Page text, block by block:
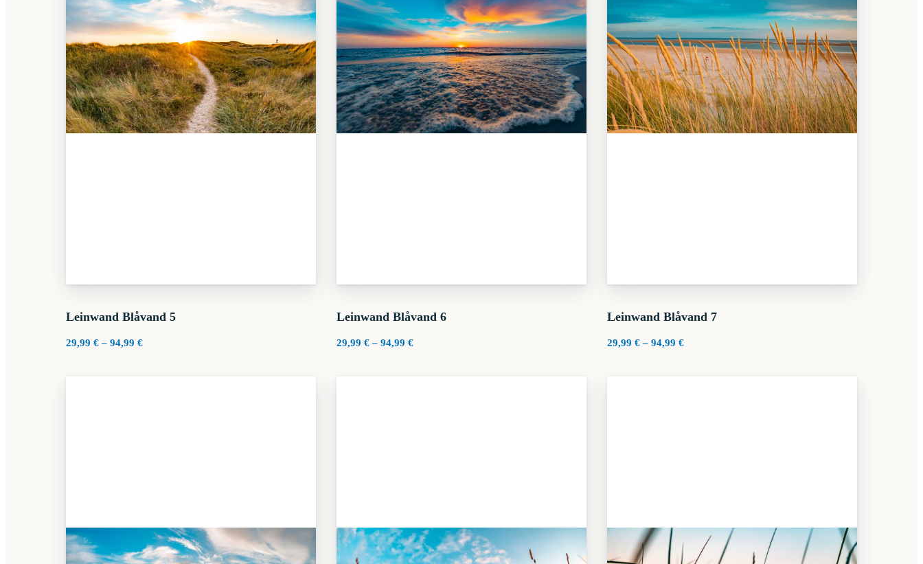
Leinwand Blåvand 5
29,99 € – 94,99 €Preisspanne:
Leinwand Blåvand 6
29,99 € – 94,99 €Preisspanne:
Leinwand Blåvand 7
29,99 € – 94,99 €Preisspanne: